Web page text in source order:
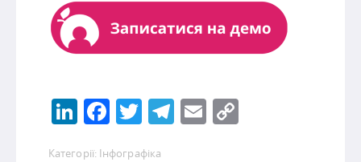
LinkedIn
Facebook
Twitter
Telegram
Email
Категорії: Інфографіка